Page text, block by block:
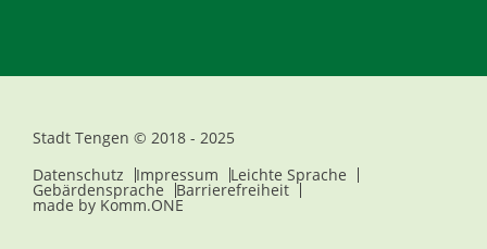
Stadt Tengen © 2018 - 2025
Datenschutz
Impressum Leichte Sprache
Gebärdensprache Barrierefreiheit
made by Komm.ONE